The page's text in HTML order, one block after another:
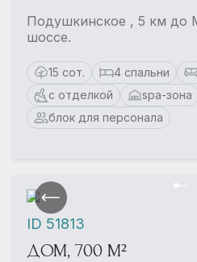
Подушкинское , 5 км до
шоссе.
15 сот. 4 спальни
с отделкой
spa-зона
блок для персонала
ДОМ, 700 М²
ID 51813